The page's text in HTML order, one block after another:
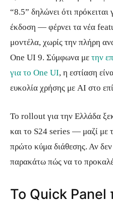
“8.5” δηλώνει ότι πρόκειται
έκδοση — φέρνει τα νέα
μοντέλα, χωρίς την πλήρη
One UI 9. Σύμφωνα με την
για το One UI, η εστίαση
ευκολία χρήσης με AI στο
Το rollout για την Ελλάδα
και το S24 series — μαζί με
πρώτο κύμα διάθεσης. Αν δεν
παρακάτω πώς να το
Το Quick Panel